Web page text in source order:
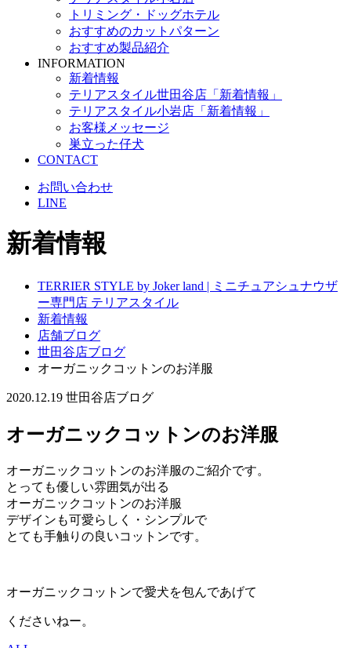
トリミング・ドッグホテル
おすすめのカットパターン
おすすめ製品紹介
INFORMATION
新着情報
テリアスタイル世田谷店「新着情報」
テリアスタイル小岩店「新着情報」
お客様メッセージ
巣立った仔犬
CONTACT
お問い合わせ
LINE
新着情報
TERRIER STYLE by Joker land | ミニチュアシュナウザ
ー専門店 テリアスタイル
新着情報
店舗ブログ
世田谷店ブログ
オーガニックコットンのお洋服
2020.12.19 世田谷店ブログ
オーガニックコットンのお洋服
オーガニックコットンのお洋服のご紹介です。
とっても優しい雰囲気が出る
オーガニックコットンのお洋服
デザインも可愛らしく・シンプルで
とても手触りの良いコットンです。
オーガニックコットンで愛犬を包んであげて
くださいねー。